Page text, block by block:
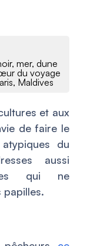
mer, dune
du voyage
Maldives
et aux
de faire le
du
aussi
qui ne
papilles.